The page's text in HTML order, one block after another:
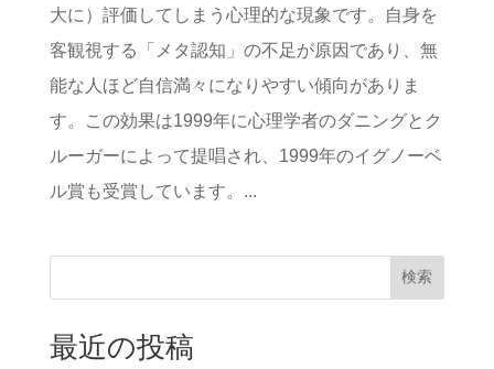
大に）評価してしまう心理的な現象です。自身を
客観視する「メタ認知」の不足が原因であり、無
能な人ほど自信満々になりやすい傾向がありま
す。この効果は1999年に心理学者のダニングとク
ルーガーによって提唱され、1999年のイグノーベ
ル賞も受賞しています。...
検索
最近の投稿